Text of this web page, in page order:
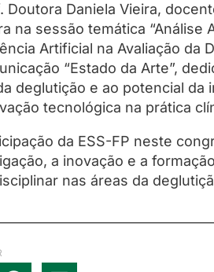
Doutora Daniela Vieira,
na sessão temática “Análise
Artificial na Avaliação da
“Estado da Arte”,
deglutição e ao potencial da
tecnológica na prática
da ESS-FP neste
a inovação e a
nas áreas da